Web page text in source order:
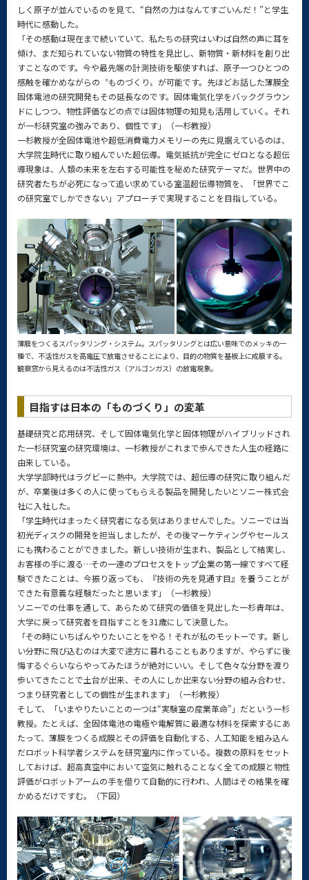
しく原子が並んでいるのを見て、“自然の力はなんてすごいんだ！”と学生
時代に感動した。
「その感動は現在まで続いていて、私たちの研究はいわば自然の声に耳を
傾け、まだ知られていない物質の特性を見出し、新物質・新材料を創り出
すことなのです。今や最先端の計測技術を駆使すれば、原子一つひとつの
感触を確かめながらの〝ものづくり〟が可能です。先ほどお話した薄膜全
固体電池の研究開発もその延長なのです。固体電気化学をバックグラウン
ドにしつつ、物性評価などの点では固体物理の知見も活用していく。それ
が一杉研究室の強みであり、個性です」（一杉教授）
一杉教授が全固体電池や超低消費電力メモリーの先に見据えているのは、
大学院生時代に取り組んでいた超伝導。電気抵抗が完全にゼロとなる超伝
導現象は、人類の未来を左右する可能性を秘めた研究テーマだ。世界中の
研究者たちが必死になって追い求めている室温超伝導物質を、「世界でこ
の研究室でしかできない」アプローチで実現することを目指している。
薄膜をつくるスパッタリング・システム。スパッタリングとは広い意味でのメッキの一
種で、不活性ガスを高電圧で放電させることにより、目的の物質を基板上に成膜する。
観察窓から見えるのは不活性ガス（アルゴンガス）の放電現象。
目指すは日本の「ものづくり」の変革
基礎研究と応用研究、そして固体電気化学と固体物理がハイブリッドされ
た一杉研究室の研究環境は、一杉教授がこれまで歩んできた人生の経路に
由来している。
大学学部時代はラグビーに熱中。大学院では、超伝導の研究に取り組んだ
が、卒業後は多くの人に使ってもらえる製品を開発したいとソニー株式会
社に入社した。
「学生時代はまったく研究者になる気はありませんでした。ソニーでは当
初光ディスクの開発を担当しましたが、その後マーケティングやセールス
にも携わることができました。新しい技術が生まれ、製品として結実し、
お客様の手に渡る…その一連のプロセスをトップ企業の第一線ですべて経
験できたことは、今振り返っても、『技術の先を見通す目』を養うことが
できた有意義な経験だったと思います」（一杉教授）
ソニーでの仕事を通して、あらためて研究の価値を見出した一杉青年は、
大学に戻って研究者を目指すことを31歳にして決意した。
「その時にいちばんやりたいことをやる！それが私のモットーです。新し
い分野に飛び込むのは大変で途方に暮れることもありますが、やらずに後
悔するぐらいならやってみたほうが絶対にいい。そして色々な分野を渡り
歩いてきたことで土台が出来、その人にしか出来ない分野の組み合わせ、
つまり研究者としての個性が生まれます」（一杉教授）
そして、「いまやりたいことの一つは“実験室の産業革命”」だという一杉
教授。たとえば、全固体電池の電極や電解質に最適な材料を探索するにあ
たって、薄膜をつくる成膜とその評価を自動化する、人工知能を組み込ん
だロボット科学者システムを研究室内に作っている。複数の原料をセット
しておけば、超高真空中において空気に触れることなく全ての成膜と物性
評価がロボットアームの手を借りて自動的に行われ、人間はその結果を確
かめるだけですむ。（下図）